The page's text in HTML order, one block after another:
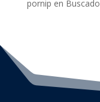
pornip en